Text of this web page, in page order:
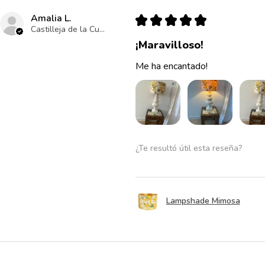
Amalia L.
Castilleja de la Cuesta , ES-AN
★ ★ ★ ★ ★
¡Maravilloso!
Me ha encantado!
¿Te resultó útil esta reseña?
Lampshade Mimosa